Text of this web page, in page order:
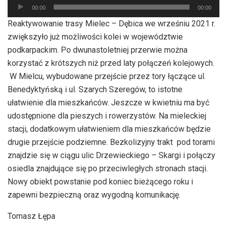
Odtwarzacz
plików
dźwiękowych
00:00 00:00
Reaktywowanie trasy Mielec – Dębica we wrześniu 2021 r.
zwiększyło już możliwości kolei w województwie
podkarpackim. Po dwunastoletniej przerwie można
korzystać z krótszych niż przed laty połączeń kolejowych.
W Mielcu, wybudowane przejście przez tory łączące ul.
Benedyktyńską i ul. Szarych Szeregów, to istotne
ułatwienie dla mieszkańców. Jeszcze w kwietniu ma być
udostępnione dla pieszych i rowerzystów. Na mieleckiej
stacji, dodatkowym ułatwieniem dla mieszkańców będzie
drugie przejście podziemne. Bezkolizyjny trakt pod torami
znajdzie się w ciągu ulic Drzewieckiego – Skargi i połączy
osiedla znajdujące się po przeciwległych stronach stacji.
Nowy obiekt powstanie pod koniec bieżącego roku i
zapewni bezpieczną oraz wygodną komunikację.
Tomasz Łępa